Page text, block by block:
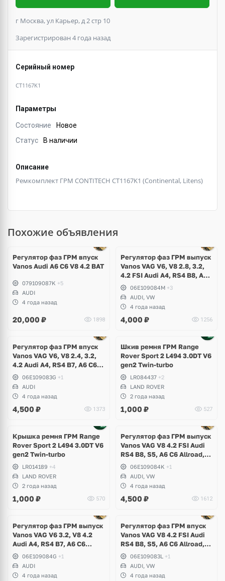
г Москва, ул Карьер, д 2 стр 10
Зарегистрирован 4 года назад
Серийный номер
CT1167K1
Параметры
Состояние
Новое
Статус
В наличии
Описание
Ремкомплект ГРМ CONTITECH CT1167K1 (Continental, Litens)
Похожие объявления
Регулятор фаз ГРМ впуск
Vanos Audi A6 C6 V8 4.2 BAT
079109087K +5
AUDI
4 года назад
20,000 ₽ 1898
Регулятор фаз ГРМ выпуск
Vanos VAG V6, V8 2.8, 3.2,
4.2 FSI Audi A4, RS4 B8, A5,
RS5, A6 C7, A8 D4, Q5, R8
Spyder, Volkswagen
Touareg NF
06E109084M +3
AUDI, VW
4 года назад
4,000 ₽ 1256
Регулятор фаз ГРМ впуск
Vanos VAG V6, V8 2.4, 3.2,
4.2 Audi A4, RS4 B7, A6 C6
Allroad, A8 D3
06E109083G +1
AUDI
4 года назад
4,500 ₽ 1373
Шкив ремня ГРМ Range
Rover Sport 2 L494 3.0DT V6
gen2 Twin-turbo
LR084437 +2
LAND ROVER
2 года назад
1,000 ₽ 527
Крышка ремня ГРМ Range
Rover Sport 2 L494 3.0DT V6
gen2 Twin-turbo
LR014189 +4
LAND ROVER
2 года назад
1,000 ₽ 570
Регулятор фаз ГРМ выпуск
Vanos VAG V8 4.2 FSI Audi
RS4 B8, S5, A6 C6 Allroad,
A8 D3, Q7, R8 Spyder,
Volkswagen Touareg
06E109084K +1
AUDI, VW
4 года назад
4,500 ₽ 1612
Регулятор фаз ГРМ выпуск
Vanos VAG V6 3.2, V8 4.2
Audi A4, RS4 B7, A6 C6
Allroad, A8 D3
06E109084G +1
AUDI
4 года назад
Регулятор фаз ГРМ впуск
Vanos VAG V8 4.2 FSI Audi
RS4 B8, S5, A6 C6 Allroad,
A8 D3, Q7, R8 Spyder,
Volkswagen Touareg
06E109083L
+1
AUDI, VW
4 года назад